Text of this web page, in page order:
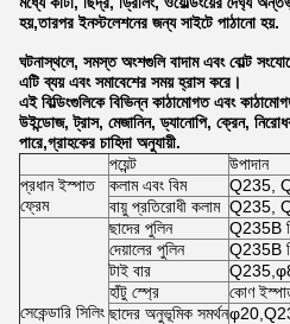
হয়,তারপর ইনস্টলেশনের জন্য সাইটে পাঠানো হয়.
ঘটনাস্থলে, সমস্ত অংশগুলি বাদাম এবং বোল্ট
এটি ব্যয় এবং সমাবেশের সময় হ্রাস করে।
এই বিল্ডিংগুলিকে বিভিন্ন কাঠামোগত এবং
উইন্ডোজ, ট্রাস, মেজানিন, ড্যানোপি, ক্রেন,
পারে,গ্রাহকের চাহিদা অনুযায়ী.
পয়েন্ট
উপাদান
প্রধান ইস্পাত
ফ্রেম
কলাম এবং বিম
Q235,
বায়ু প্রতিরোধী কলাম Q235,
সেকেন্ডারি সিলিং
ছাদের পুলিন
Q235B
দেয়ালের পুলিন
Q235B
টাই বার
হাঁটু স্প্রে
কোণ
ছাদের অনুভূমিক সমর্থন